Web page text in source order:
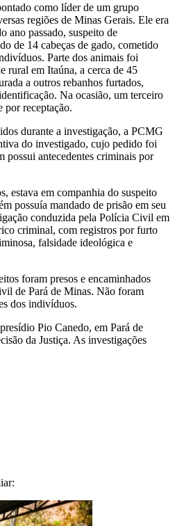
como líder de um grupo
regiões de Minas Gerais. Ele era
ano passado, suspeito de
de 14 cabeças de gado, cometido
Parte dos animais foi
rural em Itaúna, a cerca de 45
a outros rebanhos furtados,
Na ocasião, um terceiro
por receptação.
durante a investigação, a PCMG
do investigado, cujo pedido foi
possui antecedentes criminais por
estava em companhia do suspeito
possuía mandado de prisão em seu
conduzida pela Polícia Civil em
criminal, com registros por furto
falsidade ideológica e
foram presos e encaminhados
de Pará de Minas. Não foram
dos indivíduos.
Pio Canedo, em Pará de
da Justiça. As investigações